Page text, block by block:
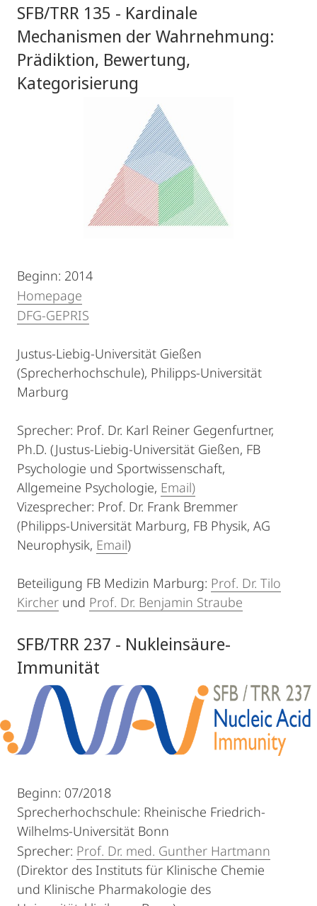
SFB/TRR 135 - Kardinale
Mechanismen der Wahrnehmung:
Prädiktion, Bewertung,
Kategorisierung
Beginn: 2014
Homepage
DFG-GEPRIS
Justus-Liebig-Universität Gießen
(Sprecherhochschule), Philipps-Universität
Marburg
Sprecher: Prof. Dr. Karl Reiner Gegenfurtner,
Ph.D. (Justus-Liebig-Universität Gießen, FB
Psychologie und Sportwissenschaft,
Allgemeine Psychologie, Email)
Vizesprecher: Prof. Dr. Frank Bremmer
(Philipps-Universität Marburg, FB Physik, AG
Neurophysik, Email)
Beteiligung FB Medizin Marburg: Prof. Dr. Tilo
Kircher und Prof. Dr. Benjamin Straube
SFB/TRR 237 - Nukleinsäure-
Immunität
Beginn: 07/2018
Sprecherhochschule: Rheinische Friedrich-
Wilhelms-Universität Bonn
Sprecher: Prof. Dr. med. Gunther Hartmann
(Direktor des Instituts für Klinische Chemie
und Klinische Pharmakologie des